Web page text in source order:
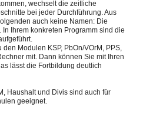
wechselt die zeitliche
bei jeder Durchführung. Aus
auch keine Namen: Die
Ihrem konkreten Programm sind die
Modulen KSP, PbOn/VOrM, PPS,
mit. Dann können Sie mit Ihren
lässt die Fortbildung deutlich
Haushalt und Divis sind auch für
geeignet.